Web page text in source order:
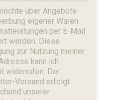
über Angebote
eigener Waren
per E-Mail
werden. Diese
zur Nutzung meiner
kann ich
widerrufen. Der
Versand erfolgt
unserer